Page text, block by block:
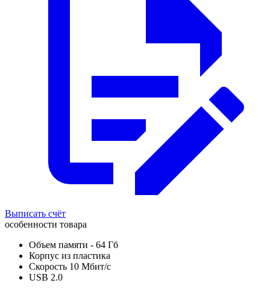
Выписать счёт
особенности товара
Объем памяти - 64 Гб
Корпус из пластика
Скорость 10 Мбит/с
USB 2.0